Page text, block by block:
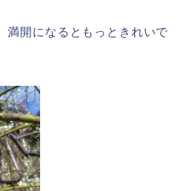
満開になるともっときれいで